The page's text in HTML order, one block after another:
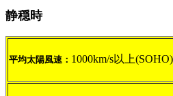
静穏時
平均太陽風速： 1000km/s以上(SOHO)